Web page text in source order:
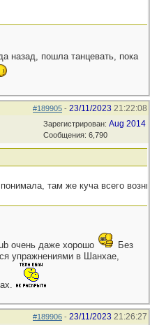
назад, пошла танцевать, пока
#189905 - 23/11/2023 21:22:08
Зарегистрирован: Aug 2014
Сообщения: 6,790
там же куча всего
очень даже хорошо
Без
упражнениями в Шанхае,
#189906 - 23/11/2023 21:26:27